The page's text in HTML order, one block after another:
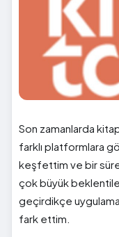
Son zamanlarda
farklı platformlara
keşfettim ve bir
çok büyük
geçirdikçe
fark ettim.